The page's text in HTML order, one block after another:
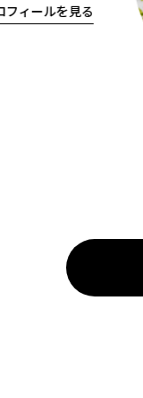
フィールを見る